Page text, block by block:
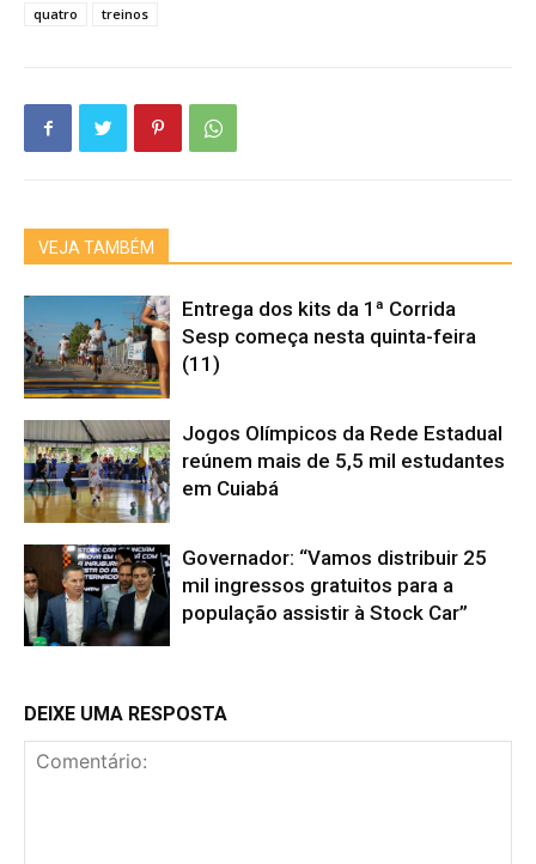
quatro
treinos
VEJA TAMBÉM
Entrega dos kits da 1ª Corrida
Sesp começa nesta quinta-feira
(11)
Jogos Olímpicos da Rede Estadual
reúnem mais de 5,5 mil estudantes
em Cuiabá
Governador: “Vamos distribuir 25
mil ingressos gratuitos para a
população assistir à Stock Car”
DEIXE UMA RESPOSTA